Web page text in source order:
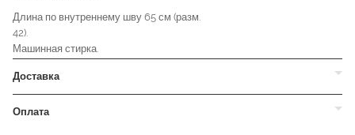
Длина по внутреннему шву 65 см (разм.
42).
Машинная стирка.
Доставка
Оплата